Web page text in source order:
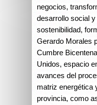
negocios,
desarrollo social
sostenibilidad,
Gerardo Morales
Cumbre
Unidos, espacio
avances del
matriz energética
provincia, como